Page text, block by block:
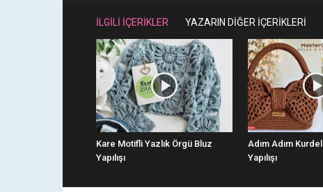
İLGİLİ İÇERİKLER YAZARIN DİĞER İÇERİKLERİ
Kare Motifli Yazlık Örgü Bluz
Yapılışı
Adım Adım
Yapılışı